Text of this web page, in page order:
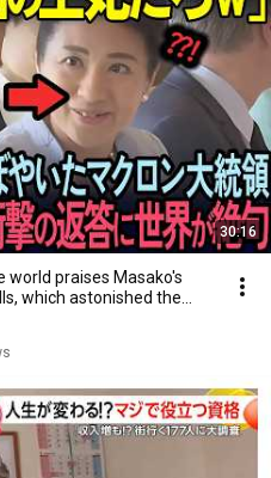
30:16
world praises Masako's
which astonished the...